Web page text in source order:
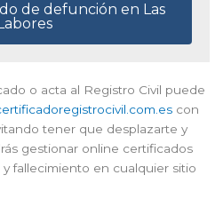
de defunción en Las
Labores
o acta al Registro Civil puede
con
tener que desplazarte y
gestionar online certificados
fallecimiento en cualquier sitio